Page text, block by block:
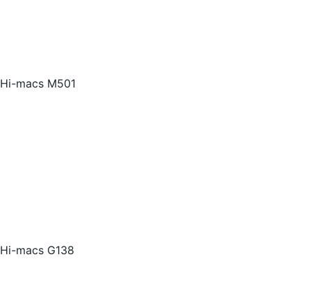
Hi-macs M501
Hi-macs G138